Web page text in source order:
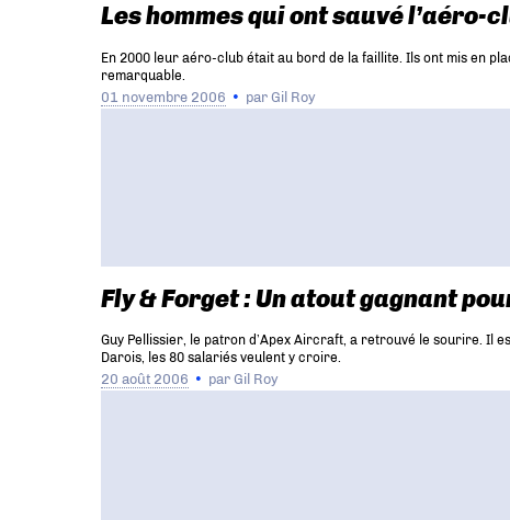
Les hommes qui ont sauvé l’aéro-
En 2000 leur aéro-club était au bord de la faillite. Ils ont mis en
remarquable.
01 novembre 2006 parGil Roy
Fly & Forget : Un atout gagnant
Guy Pellissier, le patron d’Apex Aircraft, a retrouvé le sourire. Il
Darois, les 80 salariés veulent y croire.
20 août 2006 parGil Roy